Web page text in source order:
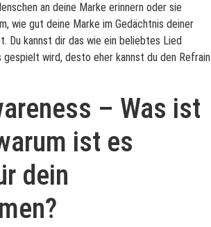
an deine Marke erinnern oder sie
wie gut deine Marke im Gedächtnis deiner
Du kannst dir das wie ein beliebtes Lied
wird, desto eher kannst du den Refrain
– Was ist
ist es
dein